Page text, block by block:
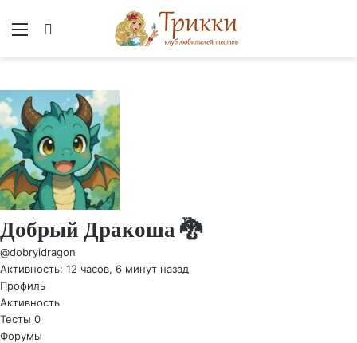
Меню
Добрый Дракоша 🐉
@dobryidragon
Активность: 12 часов, 6 минут назад
Профиль
Активность
Тесты 0
Форумы